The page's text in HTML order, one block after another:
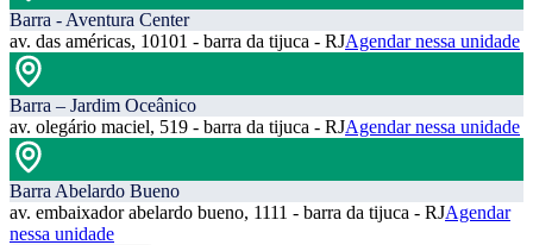
Barra - Aventura Center
av. das américas, 10101 - barra da tijuca - RJAgendar nessa unidade
Barra – Jardim Oceânico
av. olegário maciel, 519 - barra da tijuca - RJAgendar nessa unidade
Barra Abelardo Bueno
av. embaixador abelardo bueno, 1111 - barra da tijuca - RJAgendar
nessa unidade